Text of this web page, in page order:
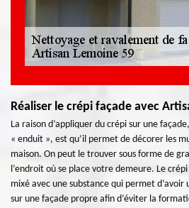
Réaliser le crépi façade avec
La raison d’appliquer du crépi sur une
« enduit », est qu’il permet de décorer les
maison. On peut le trouver sous forme de
l’endroit où se place votre demeure. Le
mixé avec une substance qui permet d’avoir
sur une façade propre afin d’éviter la